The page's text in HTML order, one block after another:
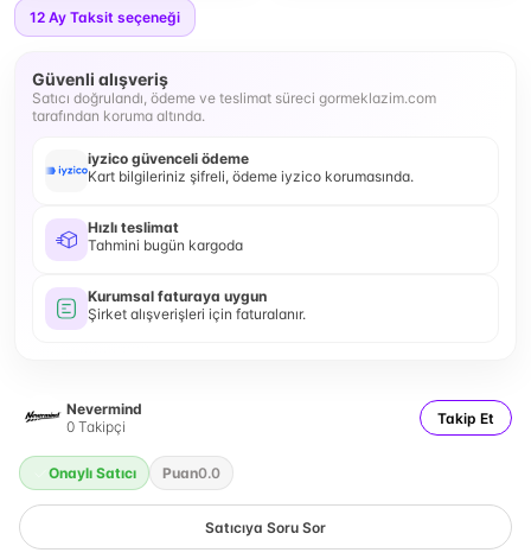
12 Ay Taksit seçeneği
Güvenli alışveriş
Satıcı doğrulandı, ödeme ve teslimat süreci gormeklazim.com
tarafından koruma altında.
iyzico güvenceli ödeme
Kart bilgileriniz şifreli, ödeme iyzico korumasında.
Hızlı teslimat
Tahmini bugün kargoda
Kurumsal faturaya uygun
Şirket alışverişleri için faturalanır.
Nevermind
0 Takipçi Takip Et
Onaylı Satıcı Puan0.0
Satıcıya Soru Sor